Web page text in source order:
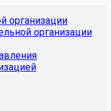
организации
организации